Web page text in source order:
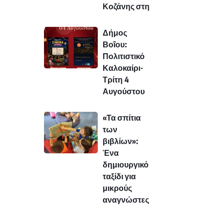
Κοζάνης στη
Δήμος
Βοΐου:
Πολιτιστικό
Καλοκαίρι-
Τρίτη 4
Αυγούστου
«Τα σπίτια
των
βιβλίων»:
Ένα
δημιουργικό
ταξίδι για
μικρούς
αναγνώστες